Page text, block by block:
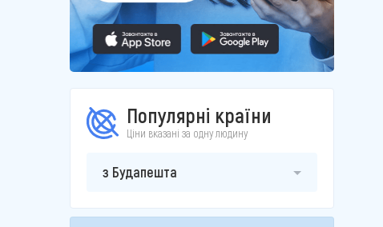
Популярні країни
Ціни вказані за одну людину
з Будапешта